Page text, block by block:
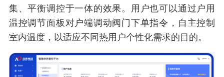
集、平衡调控于一体的效果。用户也可以通过户用
温控调节面板对户端调动阀门下单指令，自主控制
室内温度，以适应不同热用户个性化需求的目的。